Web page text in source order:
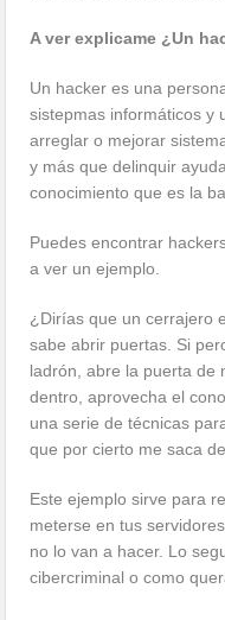
A ver explicame ¿Un
Un hacker es una
sistepmas informáticos y
arreglar o mejorar
y más que delinquir
conocimiento que es la
Puedes encontrar
a ver un ejemplo.
¿Dirías que un cerrajero
sabe abrir puertas. Si
ladrón, abre la puerta de
dentro, aprovecha el
una serie de técnicas
que por cierto me saca
Este ejemplo sirve para
meterse en tus
no lo van a hacer. Lo
cibercriminal o como